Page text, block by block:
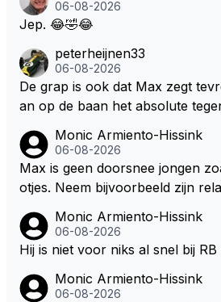
f van Nottinghem (Robin Hood)
m/haar van zijn laatste
oven. De Staat heeft nooit ooit
andvoort willen investeren en
uren. Afdragen van BTW
j dergelijke sportievefestiviteiten
wel afstaan, de parasiet.
06-08-2026
Jep. 😂🤣😂
peterheijnen33
06-08-2026
De grap is ook dat Max zegt
an op de baan het absolute
dan eigenlijk niet echt zien. ;)
Monic Armiento-Hissink
06-08-2026
Max is geen doorsnee jongen
otjes. Neem bijvoorbeeld zijn
artjes ouder is en al een kleine
alig RB-lid op de leeftijd van 23
oon. Ieder jaar is er in Hongarije
Monic Armiento-Hissink
06-08-2026
Hij is niet voor niks al snel bij
Monic Armiento-Hissink
06-08-2026